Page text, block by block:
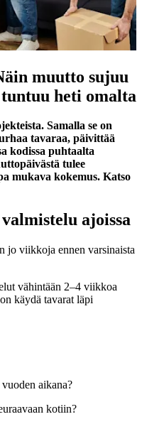
muutto sujuu
heti omalta
Samalla se on
tavaraa, päivittää
kodissa puhtaalta
tulee
mukava kokemus. Katso
ajoissa
jo viikkoja ennen varsinaista
vähintään 2–4 viikkoa
käydä tavarat läpi
aikana?
kotiin?